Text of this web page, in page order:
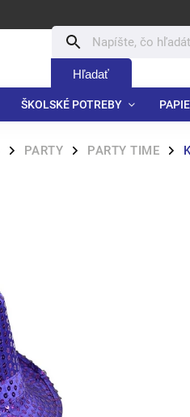
Hľadať
ŠKOLSKÉ POTREBY
/ PARTY / PARTY TIME /